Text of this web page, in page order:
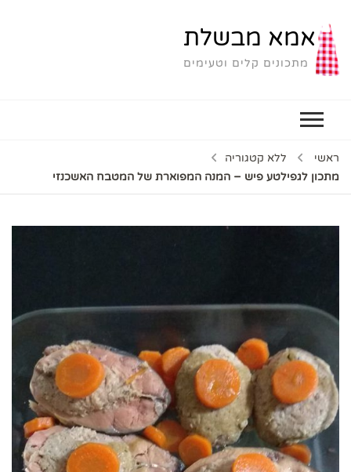
אמא מבשלת
מתכונים קלים וטעימים
ראשי
ללא קטגוריה
מתכון לגפילטע פיש – המנה המפוארת של המטבח האשכנזי